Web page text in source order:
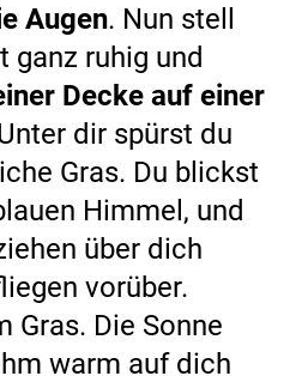
Augen. Nun stell
ganz ruhig und
Decke auf einer
dir spürst du
Gras. Du blickst
Himmel, und
über dich
vorüber.
Gras. Die Sonne
warm auf dich